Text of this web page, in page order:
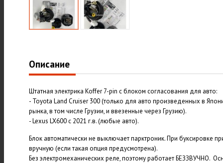
Описание
Штатная электрика Koffer 7-pin с блоком согласования для авто:
- Toyota Land Cruiser 300 (только для авто произведенных в
рынка, в том числе Грузии, и ввезенные через Грузию).
- Lexus LX600 с 2021 г.в. (любые авто).
Блок автоматически не выключает парктроник. При буксировке
вручную (если такая опция предусмотрена).
Без электромеханических реле, поэтому работает БЕЗЗВУЧНО.